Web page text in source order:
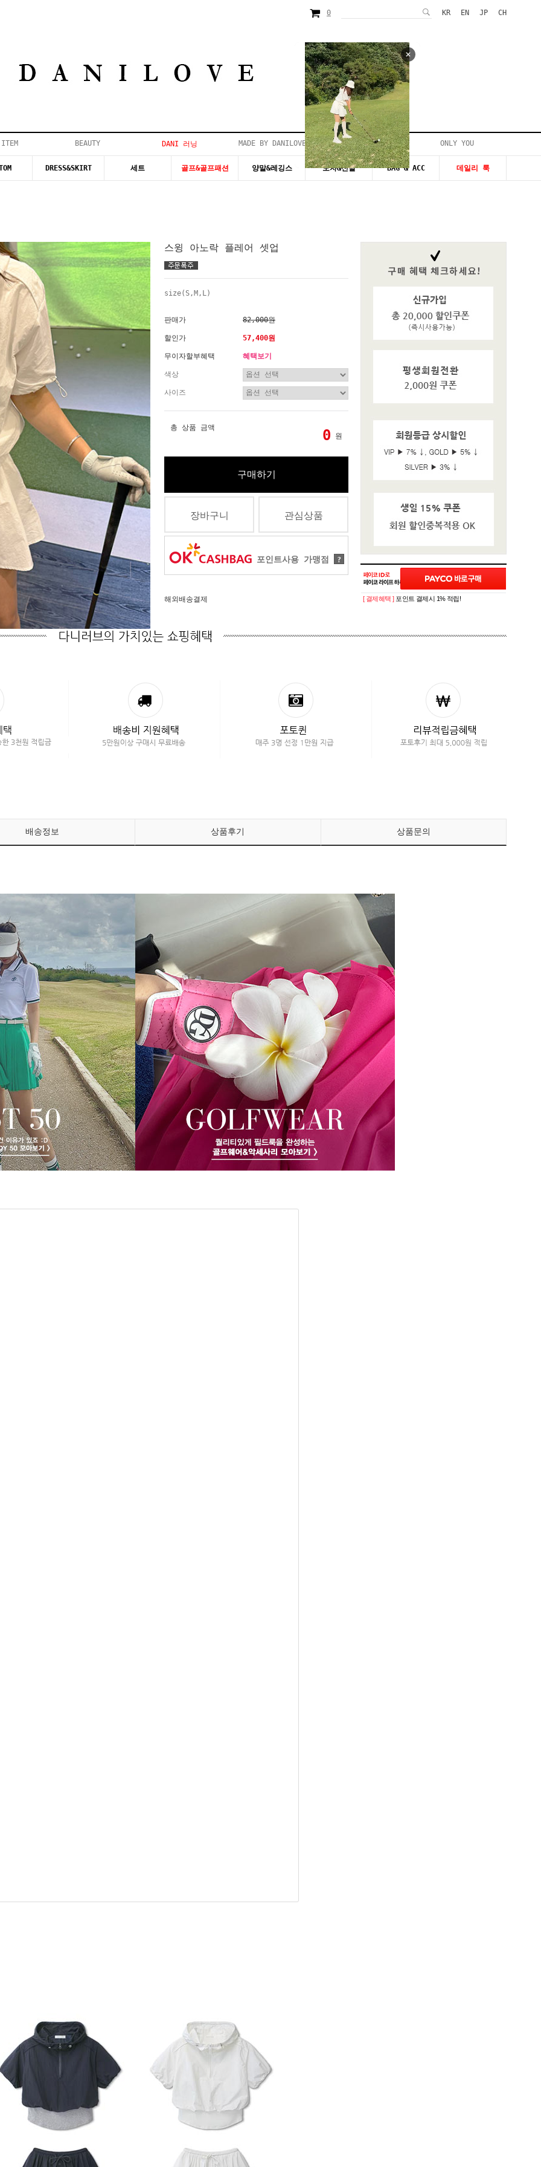
0 KR EN JP CH
BEAUTY DANI 러닝 MADE BY DANILOVE 시즌20~50%세일 ONLY YOU
DRESS&SKIRT 세트 골프&골프패션 양말&레깅스 모자&신발 BAG & ACC 데일리 룩
스윙 아노락 플레어 셋업
size(S,M,L)
판매가 82,000원
할인가 57,400원
무이자할부혜택 혜택보기
색상
사이즈
총 상품 금액 0 원
구매하기
장바구니 관심상품
포인트사용 가맹점 ?
해외배송결제 [ 결제혜택 ] 포인트 결제시 1% 적립!
배송정보 상품후기 상품문의